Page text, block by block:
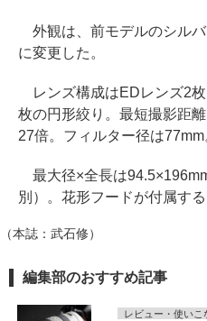
外観は、前モデルのシル
に変更した。
レンズ構成はEDレンズ2
枚の円形絞り。最短撮影距
27倍。フィルター径は77mm
最大径×全長は
別）。花形フードが付属する
（本誌：武石修）
編集部のおすすめ記事
レビュー・使いこ